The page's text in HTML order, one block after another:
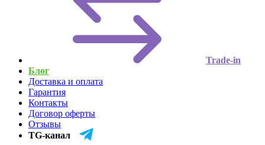
Trade-in
Блог
Доставка и оплата
Гарантия
Контакты
Договор оферты
Отзывы
TG-канал